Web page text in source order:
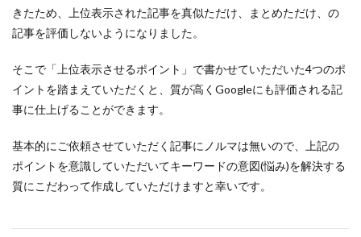
きたため、上位表示された記事を真似ただけ、まとめただけ、の
記事を評価しないようになりました。
そこで「上位表示させるポイント」で書かせていただいた4つのポ
イントを踏まえていただくと、質が高くGoogleにも評価される記
事に仕上げることができます。
基本的にご依頼させていただく記事にノルマは無いので、上記の
ポイントを意識していただいてキーワードの意図(悩み)を解決する
質にこだわって作成していただけますと幸いです。